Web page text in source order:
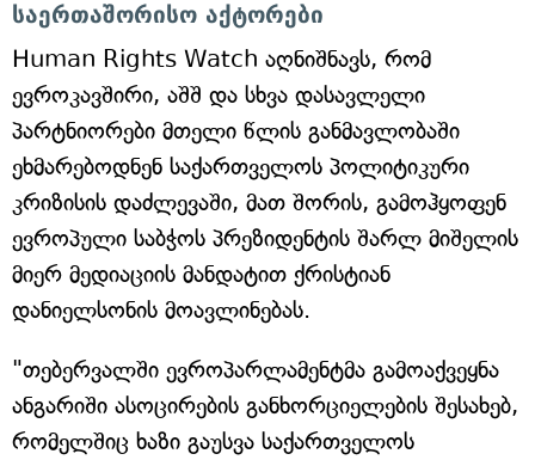
საერთაშორისო აქტორები
Human Rights Watch აღნიშნავს, რომ
ევროკავშირი, აშშ და სხვა დასავლელი
პარტნიორები მთელი წლის განმავლობაში
ეხმარებოდნენ საქართველოს პოლიტიკური
კრიზისის დაძლევაში, მათ შორის, გამოჰყოფენ
ევროპული საბჭოს პრეზიდენტის შარლ მიშელის
მიერ მედიაციის მანდატით ქრისტიან
დანიელსონის მოავლინებას.
"თებერვალში ევროპარლამენტმა გამოაქვეყნა
ანგარიში ასოცირების განხორციელების შესახებ,
რომელშიც ხაზი გაუსვა საქართველოს